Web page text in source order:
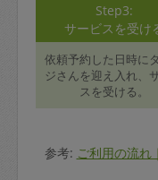
Step3:
サービスを受け
依頼予約した日時に
ジさんを迎え入れ、
スを受ける。
参考: ご利用の流れ